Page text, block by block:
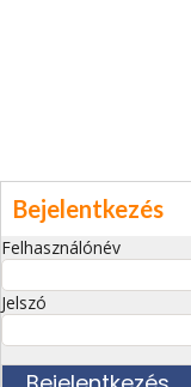
Bejelentkezés
Felhasználónév
Jelszó